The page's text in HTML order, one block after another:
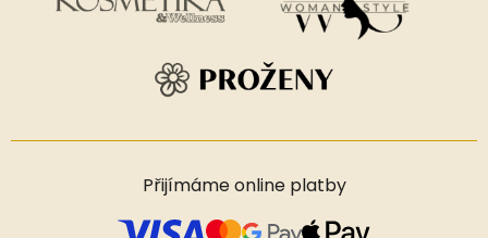
Přijímáme online platby